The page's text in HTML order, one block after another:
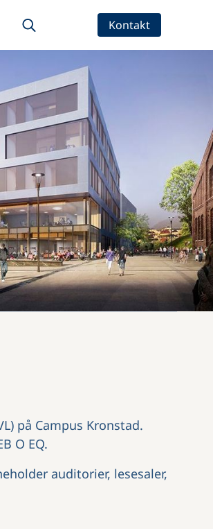
Kontakt
på Campus Kronstad.
O EQ.
auditorier, lesesaler,